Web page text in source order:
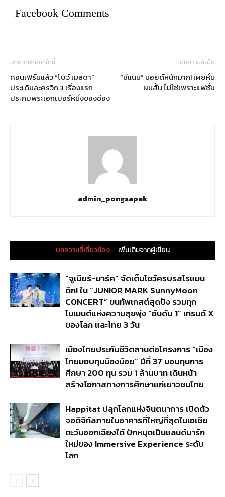
Facebook Comments
บทความก่อนหน้านี้
คอนเฟิร์มแล้ว “โบว์ เมลดา”
ประเดิมละครวิก 3 เรื่องแรก
ประกบพระเอกเบอร์หนึ่งของช่อง
บทความถัดไป
“ซีแนม” นอยด์หนักมาก! เผยหั่น
ผมสั้น ไม่ใช่เพราะแฟชั่น
admin_pongsapak
บทความที่เกี่ยวข้อง เพิ่มเติมจากผู้เขียน
“จูเนียร์-มาร์ค” จัดเต็มโชว์ครบรสโรแมน
ติก! ใน “JUNIOR MARK SunnyMoon
CONCERT” ขนทัพเกสต์สุดปัง รวมทุก
โมเมนต์แห่งความสุขพุ่ง “อันดับ 1” เทรนด์ X
ของโลก และไทย 3 วัน
เมืองไทยประกันชีวิตสานต่อโครงการ “เมือง
ไทยมอบทุนน้องน้อย” ปีที่ 37 มอบทุนการ
ศึกษา 200 ทุน รวม 1 ล้านบาท เดินหน้า
สร้างโอกาสทางการศึกษาแก่เยาวชนไทย
Happitat ปลุกโลกแห่งจินตนาการ เปิดตัว
จอดิจิทัลภายในอาคารที่ใหญ่ที่สุดในเอเชีย
ตะวันออกเฉียงใต้ ปักหมุดเป็นแลนด์มาร์ก
ใหม่ของ Immersive Experience ระดับ
โลก